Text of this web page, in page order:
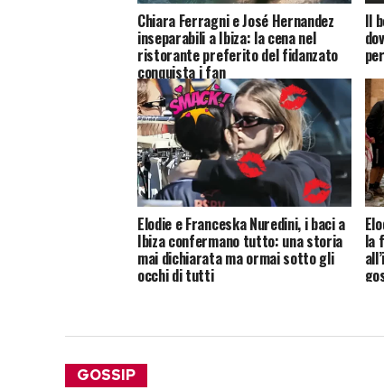
Chiara Ferragni e José Hernandez
inseparabili a Ibiza: la cena nel
ristorante preferito del fidanzato
conquista i fan
Il
Elodie e Franceska Nuredini, i baci a
Ibiza confermano tutto: una storia
mai dichiarata ma ormai sotto gli
occhi di tutti
la
GOSSIP